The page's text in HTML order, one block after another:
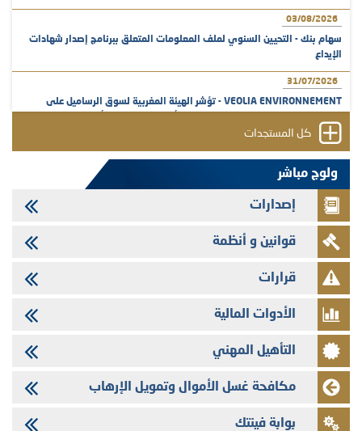
03/08/2026
سهام بنك - التحيين السنوي لملف المعلومات المتعلق ببرنامج إصدار شهادات
الإيداع
31/07/2026
VEOLIA ENVIRONNEMENT - تؤشر الهيئة المغربية لسوق الرساميل على
29/07/2026
وفابايل - التحيين السنوي لملف المعلومات المتعلق ببرنامج إصدار سندات
شركات التمويل
29/07/2026
تهنئة بمناسبة عيد العرش المجيد
29/07/2026
تنشر الهيئة المغربية لسوق الرساميل العدد الرابع عشر من مجلة سوق الرساميل
28/07/2026
Med Paper - تجاوز حد المساهمة 5%
24/07/2026
سندات شركات التمويل
24/07/2026
كل المستجدات
ولوج مباشر
إصدارات
قوانين و أنظمة
قرارات
الأدوات المالية
التأهيل المهني
مكافحة غسل الأموال وتمويل الإرهاب
بوابة فينتك